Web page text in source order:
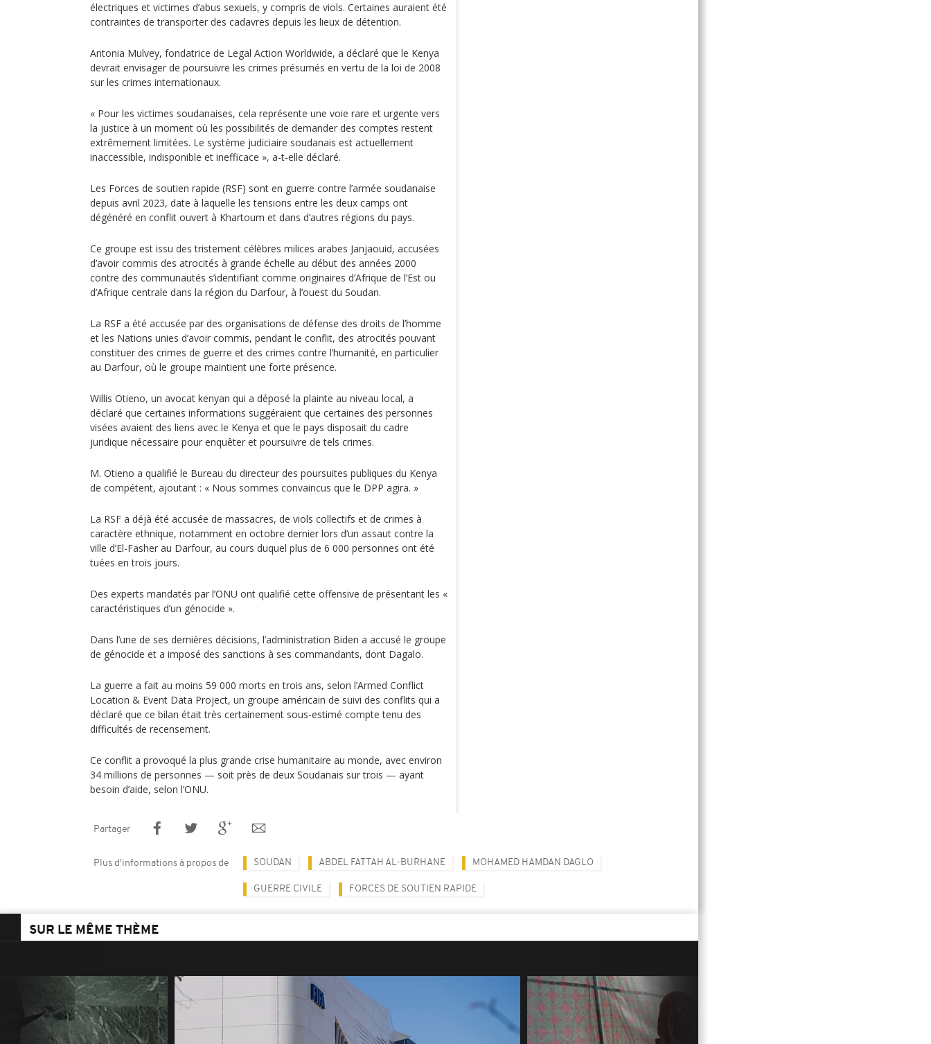
électriques et victimes d’abus sexuels, y compris de viols. Certaines auraient été
contraintes de transporter des cadavres depuis les lieux de détention.
Antonia Mulvey, fondatrice de Legal Action Worldwide, a déclaré que le Kenya
devrait envisager de poursuivre les crimes présumés en vertu de la loi de 2008
sur les crimes internationaux.
« Pour les victimes soudanaises, cela représente une voie rare et urgente vers
la justice à un moment où les possibilités de demander des comptes restent
extrêmement limitées. Le système judiciaire soudanais est actuellement
inaccessible, indisponible et inefficace », a-t-elle déclaré.
Les Forces de soutien rapide (RSF) sont en guerre contre l’armée soudanaise
depuis avril 2023, date à laquelle les tensions entre les deux camps ont
dégénéré en conflit ouvert à Khartoum et dans d’autres régions du pays.
Ce groupe est issu des tristement célèbres milices arabes Janjaouid, accusées
d’avoir commis des atrocités à grande échelle au début des années 2000
contre des communautés s’identifiant comme originaires d’Afrique de l’Est ou
d’Afrique centrale dans la région du Darfour, à l’ouest du Soudan.
La RSF a été accusée par des organisations de défense des droits de l’homme
et les Nations unies d’avoir commis, pendant le conflit, des atrocités pouvant
constituer des crimes de guerre et des crimes contre l’humanité, en particulier
au Darfour, où le groupe maintient une forte présence.
Willis Otieno, un avocat kenyan qui a déposé la plainte au niveau local, a
déclaré que certaines informations suggéraient que certaines des personnes
visées avaient des liens avec le Kenya et que le pays disposait du cadre
juridique nécessaire pour enquêter et poursuivre de tels crimes.
M. Otieno a qualifié le Bureau du directeur des poursuites publiques du Kenya
de compétent, ajoutant : « Nous sommes convaincus que le DPP agira. »
La RSF a déjà été accusée de massacres, de viols collectifs et de crimes à
caractère ethnique, notamment en octobre dernier lors d’un assaut contre la
ville d’El-Fasher au Darfour, au cours duquel plus de 6 000 personnes ont été
tuées en trois jours.
Des experts mandatés par l’ONU ont qualifié cette offensive de présentant les «
caractéristiques d’un génocide ».
Dans l’une de ses dernières décisions, l’administration Biden a accusé le groupe
de génocide et a imposé des sanctions à ses commandants, dont Dagalo.
La guerre a fait au moins 59 000 morts en trois ans, selon l’Armed Conflict
Location & Event Data Project, un groupe américain de suivi des conflits qui a
déclaré que ce bilan était très certainement sous-estimé compte tenu des
difficultés de recensement.
Ce conflit a provoqué la plus grande crise humanitaire au monde, avec environ
34 millions de personnes — soit près de deux Soudanais sur trois — ayant
besoin d’aide, selon l’ONU.
Partager
Plus d'informations à propos de SOUDAN ABDEL FATTAH AL-BURHANE MOHAMED HAMDAN DAGLO
GUERRE CIVILE FORCES DE SOUTIEN RAPIDE
SUR LE MÊME THÈME